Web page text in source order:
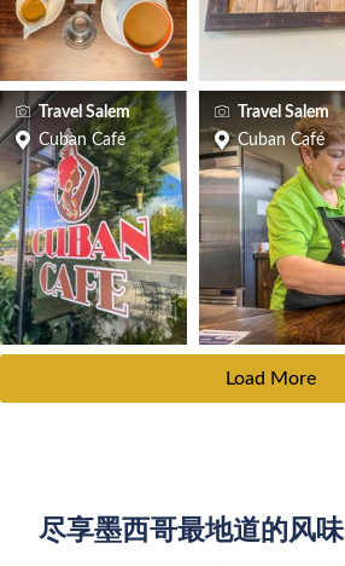
Travel Salem
Cuban Café
Travel Salem
Cuban Café
Load More
尽享墨西哥最地道的风味